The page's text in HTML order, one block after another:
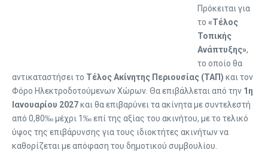
Πρόκειται για
το «Τέλος
Τοπικής
Ανάπτυξης»,
το οποίο θα
αντικαταστήσει το Τέλος Ακίνητης Περιουσίας (ΤΑΠ) και τον
Φόρο Ηλεκτροδοτούμενων Χώρων. Θα επιβάλλεται από την 1η
Ιανουαρίου 2027και θα επιβαρύνει τα ακίνητα με συντελεστή
από 0,80‰ μέχρι 1‰ επί της αξίας του ακινήτου, με το τελικό
ύψος της επιβάρυνσης για τους ιδιοκτήτες ακινήτων να
καθορίζεται με απόφαση του δημοτικού συμβουλίου.